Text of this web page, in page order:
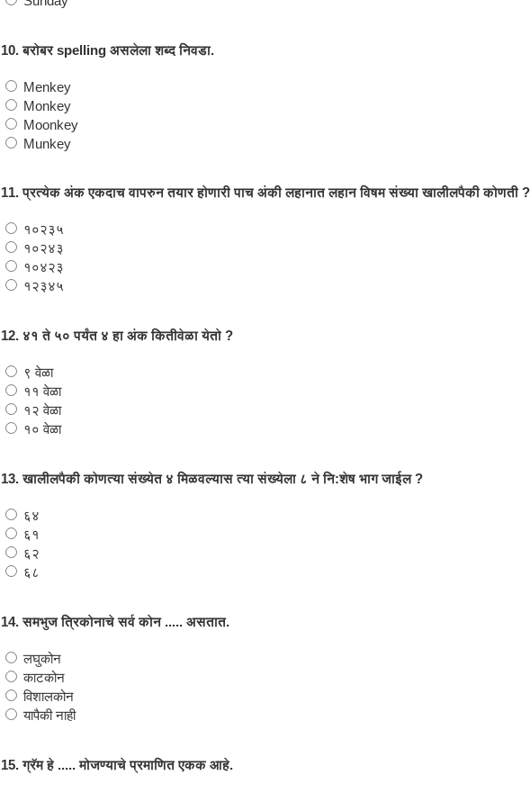
10. बरोबर spelling असलेला शब्द निवडा.
Menkey
Monkey
Moonkey
Munkey
11. प्रत्येक अंक एकदाच वापरुन तयार होणारी पाच अंकी लहानात लहान विषम संख्या खालीलपैकी कोणती ?
१०२३५
१०२४३
१०४२३
१२३४५
12. ४१ ते ५० पर्यंत ४ हा अंक कितीवेळा येतो ?
९ वेळा
११ वेळा
१२ वेळा
१० वेळा
13. खालीलपैकी कोणत्या संख्येत ४ मिळवल्यास त्या संख्येला ८ ने नि:शेष भाग जाईल ?
६४
६१
६२
६८
14. समभुज त्रिकोनाचे सर्व कोन ..... असतात.
लघुकोन
काटकोन
विशालकोन
यापैकी नाही
15. ग्रॅम हे ..... मोजण्याचे प्रमाणित एकक आहे.